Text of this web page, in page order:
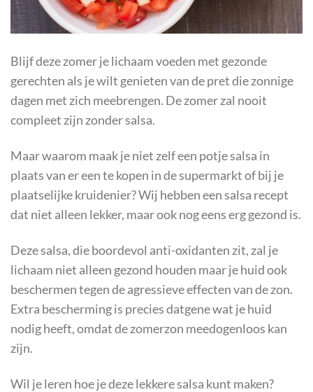
Blijf deze zomer je lichaam voeden met gezonde
gerechten als je wilt genieten van de pret die zonnige
dagen met zich meebrengen. De zomer zal nooit
compleet zijn zonder salsa.
Maar waarom maak je niet zelf een potje salsa in
plaats van er een te kopen in de supermarkt of bij je
plaatselijke kruidenier? Wij hebben een salsa recept
dat niet alleen lekker, maar ook nog eens erg gezond is.
Deze salsa, die boordevol anti-oxidanten zit, zal je
lichaam niet alleen gezond houden maar je huid ook
beschermen tegen de agressieve effecten van de zon.
Extra bescherming is precies datgene wat je huid
nodig heeft, omdat de zomerzon meedogenloos kan
zijn.
Wil je leren hoe je deze lekkere salsa kunt maken?